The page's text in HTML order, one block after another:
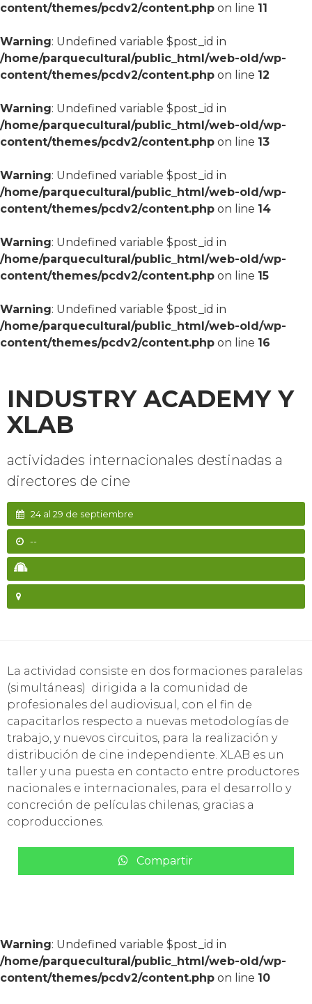
content/themes/pcdv2/content.php on line 11
Warning: Undefined variable $post_id in
/home/parquecultural/public_html/web-old/wp-
content/themes/pcdv2/content.php on line 12
Warning: Undefined variable $post_id in
/home/parquecultural/public_html/web-old/wp-
content/themes/pcdv2/content.php on line 13
Warning: Undefined variable $post_id in
/home/parquecultural/public_html/web-old/wp-
content/themes/pcdv2/content.php on line 14
Warning: Undefined variable $post_id in
/home/parquecultural/public_html/web-old/wp-
content/themes/pcdv2/content.php on line 15
Warning: Undefined variable $post_id in
/home/parquecultural/public_html/web-old/wp-
content/themes/pcdv2/content.php on line 16
INDUSTRY ACADEMY Y
XLAB
actividades internacionales destinadas a
directores de cine
24 al 29 de septiembre
--
La actividad consiste en dos formaciones paralelas
(simultáneas) dirigida a la comunidad de
profesionales del audiovisual, con el fin de
capacitarlos respecto a nuevas metodologías de
trabajo, y nuevos circuitos, para la realización y
distribución de cine independiente. XLAB es un
taller y una puesta en contacto entre productores
nacionales e internacionales, para el desarrollo y
concreción de películas chilenas, gracias a
coproducciones.
Compartir
Warning: Undefined variable $post_id in
/home/parquecultural/public_html/web-old/wp-
content/themes/pcdv2/content.php on line 10